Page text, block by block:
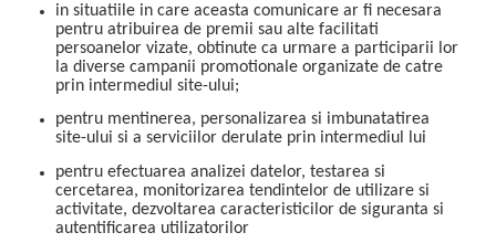
in situatiile in care aceasta comunicare ar fi necesara
pentru atribuirea de premii sau alte facilitati
persoanelor vizate, obtinute ca urmare a participarii lor
la diverse campanii promotionale organizate de catre
prin intermediul site-ului;
pentru mentinerea, personalizarea si imbunatatirea
site-ului si a serviciilor derulate prin intermediul lui
pentru efectuarea analizei datelor, testarea si
cercetarea, monitorizarea tendintelor de utilizare si
activitate, dezvoltarea caracteristicilor de siguranta si
autentificarea utilizatorilor